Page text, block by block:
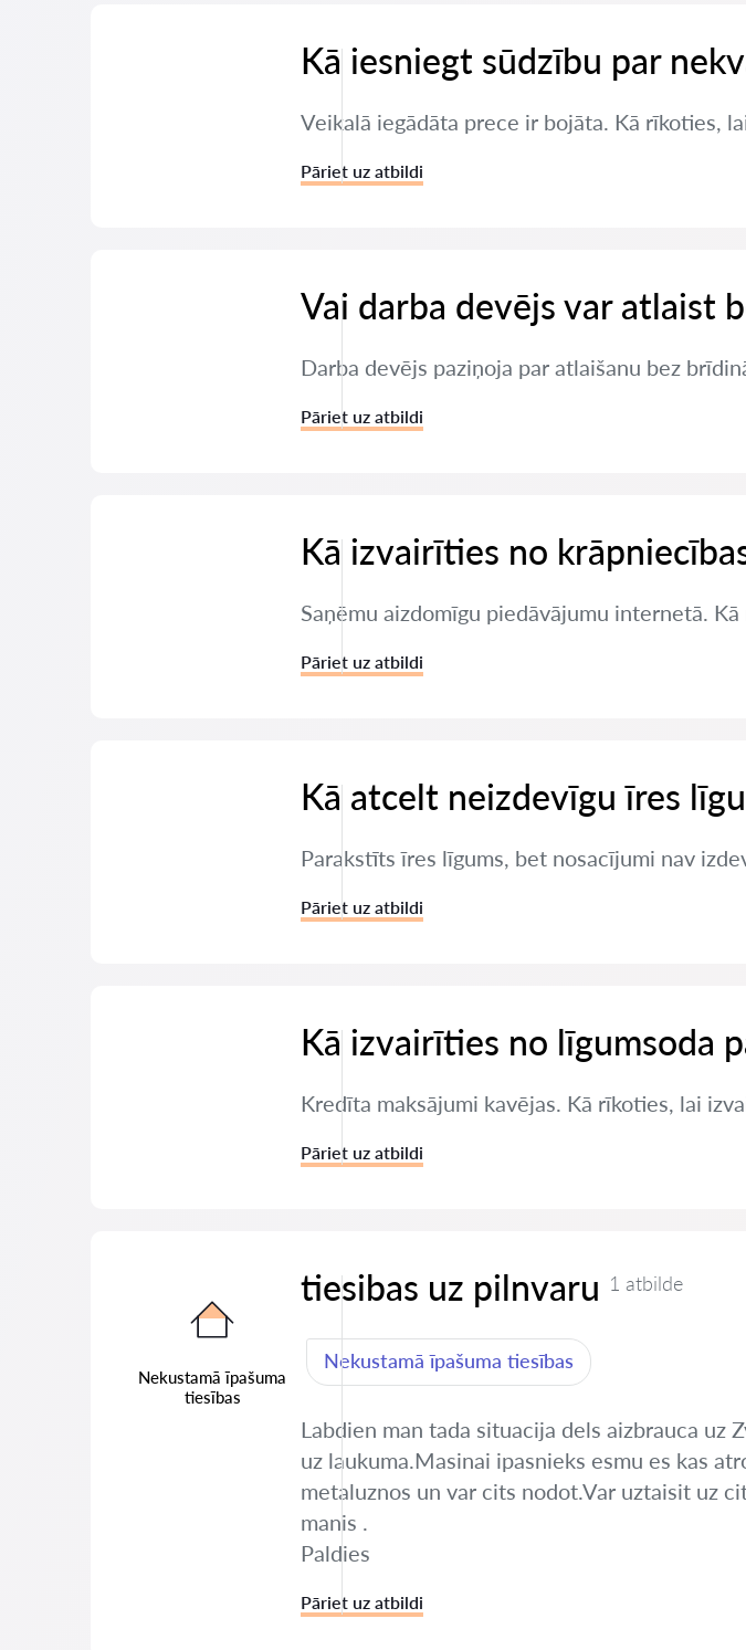
Kā iesniegt sūdzību par
Veikalā iegādāta prece ir bojāta. Kā rīkoties,
Pāriet uz atbildi
Vai darba devējs var atlaist
Darba devējs paziņoja par atlaišanu bez
Pāriet uz atbildi
Kā izvairīties no
Saņēmu aizdomīgu piedāvājumu internetā.
Pāriet uz atbildi
Kā atcelt neizdevīgu īres
Parakstīts īres līgums, bet nosacījumi nav
Pāriet uz atbildi
Kā izvairīties no līgumsoda
Kredīta maksājumi kavējas. Kā rīkoties, lai
Pāriet uz atbildi
Nekustamā īpašuma
tiesības
tiesibas uz pilnvaru 1 atbilde
Nekustamā īpašuma tiesības
Labdien man tada situacija dels aizbrauca uz
uz laukuma.Masinai ipasnieks esmu es kas
metaluznos un var cits nodot.Var uztaisit uz
manis .
Paldies
Pāriet uz atbildi